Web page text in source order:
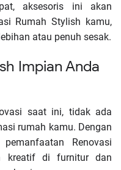
aksesoris ini akan
Rumah Stylish kamu,
atau penuh sesak.
Impian Anda
saat ini, tidak ada
rumah kamu. Dengan
Renovasi
kreatif di furnitur dan